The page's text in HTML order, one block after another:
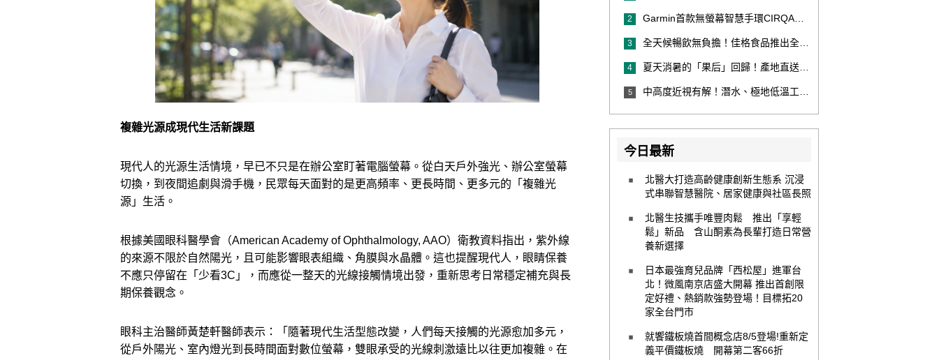
複雜光源成現代生活新課題
現代人的光源生活情境，早已不只是在辦公室盯著電腦螢幕。從白天戶外強光、辦公室螢幕
切換，到夜間追劇與滑手機，民眾每天面對的是更高頻率、更長時間、更多元的「複雜光
源」生活。
根據美國眼科醫學會（American Academy of Ophthalmology, AAO）衛教資料指出，紫外線
的來源不限於自然陽光，且可能影響眼表組織、角膜與水晶體。這也提醒現代人，眼睛保養
不應只停留在「少看3C」，而應從一整天的光線接觸情境出發，重新思考日常穩定補充與長
期保養觀念。
眼科主治醫師黃楚軒醫師表示：「隨著現代生活型態改變，人們每天接觸的光源愈加多元，
從戶外陽光、室內燈光到長時間面對數位螢幕，雙眼承受的光線刺激遠比以往更加複雜。在
2 Garmin首款無螢幕智慧手環CIRQA登場 專注健康無須訂閱！ 輕量舒適風格百搭 生態系無縫串接 打造全天候零干擾健康與恢復管理新體驗
3 全天候暢飲無負擔！佳格食品推出全新穀物茶品牌「穀萃」 首發「穀萃 蕎麥國寶茶」無糖、0咖啡因 24小時暖心陪伴
4 夏天消暑的「果后」回歸！產地直送泰國鮮山竹，打造夏日最頂級的天然補給
5 中高度近視有解！潛水、極地低溫工作者優選 EVO ICL 膠原蛋白眼內鏡
今日最新
北醫大打造高齡健康創新生態系 沉浸
式串聯智慧醫院、居家健康與社區長照
北醫生技攜手唯豐肉鬆 推出「享輕
鬆」新品 含山酮素為長輩打造日常營
養新選擇
日本最強育兒品牌「西松屋」進軍台
北！微風南京店盛大開幕 推出首創限
定好禮、熱銷款強勢登場！目標拓20
家全台門市
就饗鐵板燒首間概念店8/5登場!重新定
義平價鐵板燒 開幕第二客66折